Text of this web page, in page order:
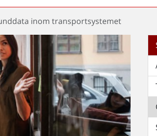
inom transportsystemet